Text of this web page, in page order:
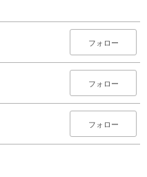
フォロー
フォロー
フォロー